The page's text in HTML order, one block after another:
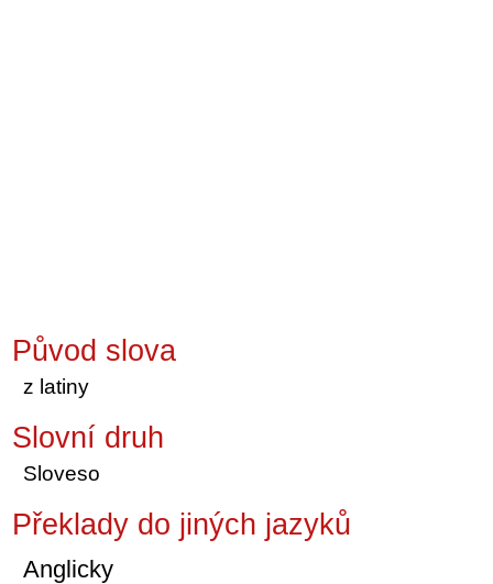
Původ slova
z latiny
Slovní druh
Sloveso
Překlady do jiných jazyků
Anglicky